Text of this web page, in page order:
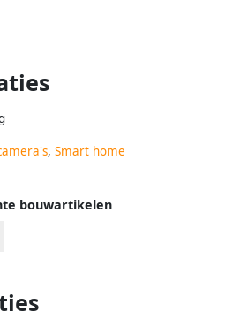
, Smart home
bouwartikelen